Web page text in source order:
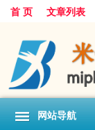
首 页 文章列表
网站导航